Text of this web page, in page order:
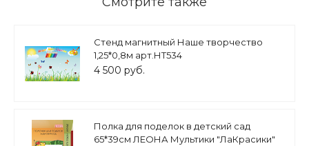
Стенд магнитный Наше творчество
1,25*0,8м арт.НТ534
4 500 руб.
Полка для поделок в детский сад
65*39см ЛЕОНА Мультики "ЛаКрасики"